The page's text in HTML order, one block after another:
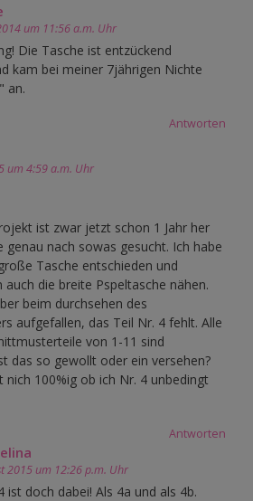
um 11:56 a.m. Uhr
Die Tasche ist entzückend
kam bei meiner 7jährigen Nichte
an.
Antworten
um 4:59 a.m. Uhr
ist zwar jetzt schon 1 Jahr her
genau nach sowas gesucht. Ich habe
Tasche entschieden und
auch die breite Pspeltasche nähen.
beim durchsehen des
aufgefallen, das Teil Nr. 4 fehlt. Alle
von 1-11 sind
das so gewollt oder ein versehen?
nich 100%ig ob ich Nr. 4 unbedingt
Antworten
2015 um 12:26 p.m. Uhr
ist doch dabei! Als 4a und als 4b.